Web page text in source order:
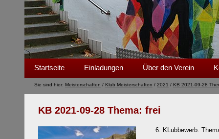
Startseite Einladungen Über den Verein
KB 2021-09-28 Thema: frei
6. KLubbewerb:
Sie sind hier: Meisterschaften / Klub Meisterschaften / 2021 / KB 2021-09-28